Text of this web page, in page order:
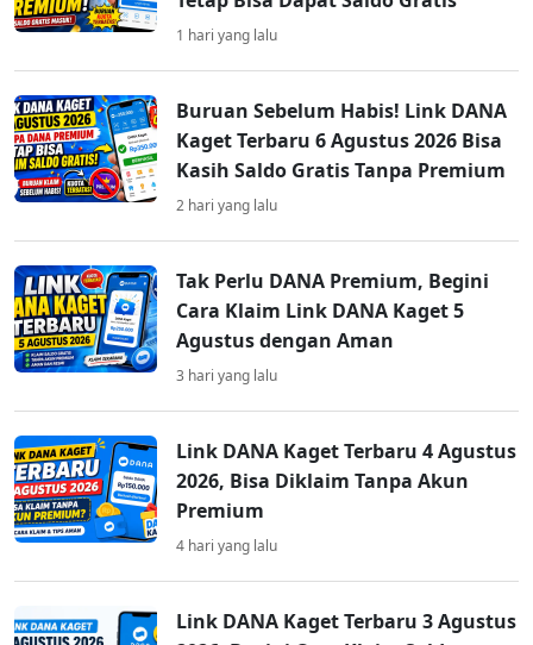
1 hari yang lalu
Buruan Sebelum Habis! Link DANA
Kaget Terbaru 6 Agustus 2026 Bisa
Kasih Saldo Gratis Tanpa Premium
2 hari yang lalu
Tak Perlu DANA Premium, Begini
Cara Klaim Link DANA Kaget 5
Agustus dengan Aman
3 hari yang lalu
Link DANA Kaget Terbaru 4 Agustus
2026, Bisa Diklaim Tanpa Akun
Premium
4 hari yang lalu
Link DANA Kaget Terbaru 3 Agustus